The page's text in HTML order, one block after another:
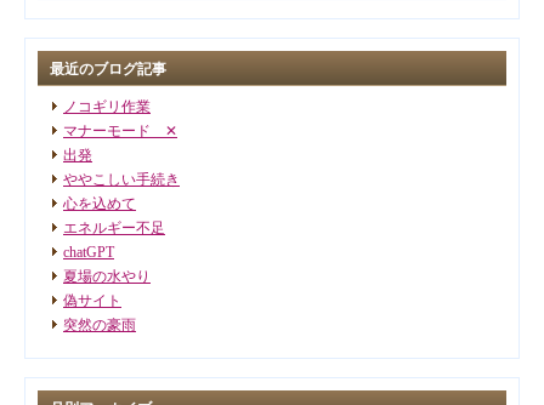
最近のブログ記事
ノコギリ作業
マナーモード ✕
出発
ややこしい手続き
心を込めて
エネルギー不足
chatGPT
夏場の水やり
偽サイト
突然の豪雨